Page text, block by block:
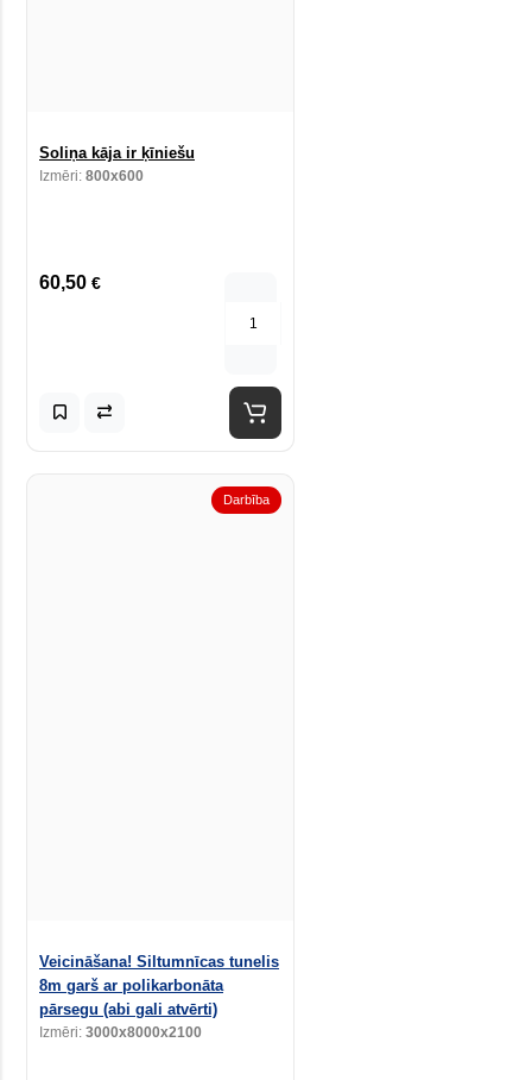
Soliņa kāja ir ķīniešu
Izmēri: 800x600
60,50 €
Darbība
Veicināšana! Siltumnīcas tunelis
8m garš ar polikarbonāta
pārsegu (abi gali atvērti)
Izmēri: 3000x8000x2100